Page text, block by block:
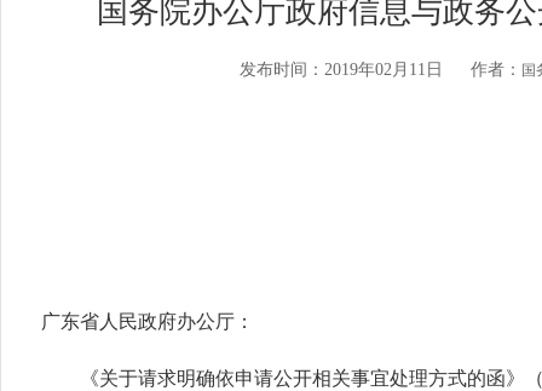
国务院办公厅政府信息与政务
发布时间：2019年02月11日 作者： 国
广东省人民政府办公厅：
《关于请求明确依申请公开相关事宜处理方式的函